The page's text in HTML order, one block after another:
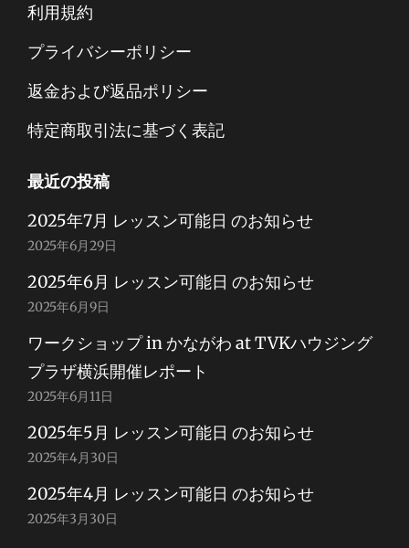
利用規約
プライバシーポリシー
返金および返品ポリシー
特定商取引法に基づく表記
最近の投稿
2025年7月 レッスン可能日 のお知らせ
2025年6月29日
2025年6月 レッスン可能日 のお知らせ
2025年6月9日
ワークショップ in かながわ at TVKハウジング
プラザ横浜開催レポート
2025年6月11日
2025年5月 レッスン可能日 のお知らせ
2025年4月30日
2025年4月 レッスン可能日 のお知らせ
2025年3月30日